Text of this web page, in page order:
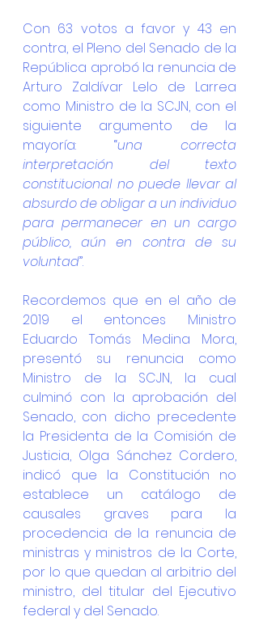
Con 63 votos a favor y 43 en
contra, el Pleno del Senado de la
República aprobó la renuncia de
Arturo Zaldívar Lelo de Larrea
como Ministro de la SCJN, con el
siguiente argumento de la
mayoría: “una correcta
interpretación del texto
constitucional no puede llevar al
absurdo de obligar a un individuo
para permanecer en un cargo
público, aún en contra de su
voluntad”.
Recordemos que en el año de
2019 el entonces Ministro
Eduardo Tomás Medina Mora,
presentó su renuncia como
Ministro de la SCJN, la cual
culminó con la aprobación del
Senado, con dicho precedente
la Presidenta de la Comisión de
Justicia, Olga Sánchez Cordero,
indicó que la Constitución no
establece un catálogo de
causales graves para la
procedencia de la renuncia de
ministras y ministros de la Corte,
por lo que quedan al arbitrio del
ministro, del titular del Ejecutivo
federal y del Senado.